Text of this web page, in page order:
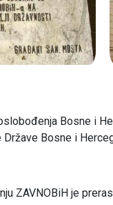
Bosne i
Bosne i
ZAVNOBiH je